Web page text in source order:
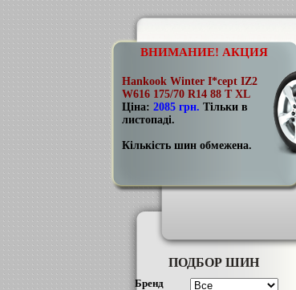
ВНИМАНИЕ! АКЦИЯ
Hankook Winter I*cept IZ2
W616 175/70 R14 88 T XL
Ціна: 2085 грн. Тільки в
листопаді.
Кількість шин обмежена.
ПОДБОР ШИН
Бренд